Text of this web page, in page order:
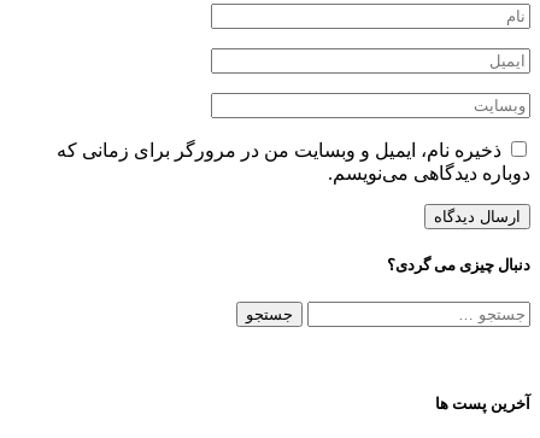
ذخیره نام، ایمیل و وبسایت من در مرورگر برای زمانی که
دوباره دیدگاهی می‌نویسم.
دنبال چیزی می گردی؟
جستجو
آخرین پست ها